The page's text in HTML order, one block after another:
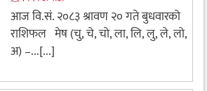
आज वि.सं. २०८३ श्रावण २० गते बुधवारको
राशिफल मेष (चु, चे, चो, ला, लि, लु, ले, लो,
अ) –...[...]